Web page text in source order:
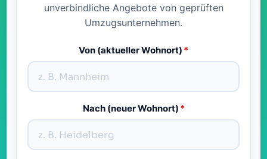
unverbindliche Angebote von geprüften
Umzugsunternehmen.
Von (aktueller Wohnort) *
Nach (neuer Wohnort) *